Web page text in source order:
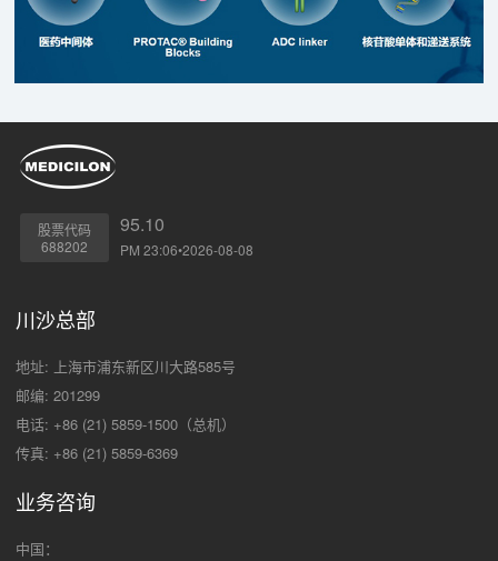
股票代码
688202
95.10
PM 23:06•2026-08-08
川沙总部
地址: 上海市浦东新区川大路585号
邮编: 201299
电话: +86 (21) 5859-1500（总机）
传真: +86 (21) 5859-6369
业务咨询
中国：